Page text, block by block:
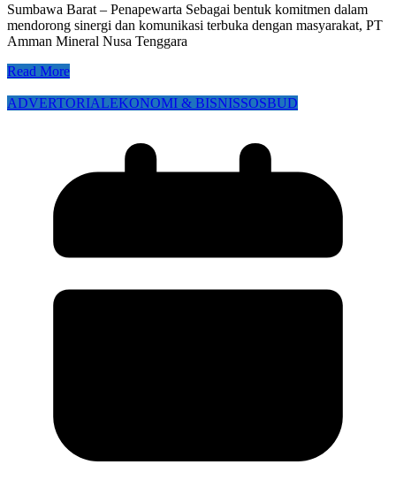
Sumbawa Barat – Penapewarta Sebagai bentuk komitmen dalam
mendorong sinergi dan komunikasi terbuka dengan masyarakat, PT
Amman Mineral Nusa Tenggara
Read More
ADVERTORIALEKONOMI & BISNISSOSBUD